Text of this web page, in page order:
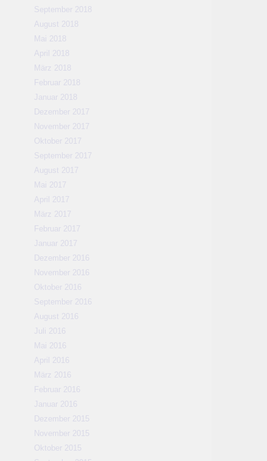
September 2018
August 2018
Mai 2018
April 2018
März 2018
Februar 2018
Januar 2018
Dezember 2017
November 2017
Oktober 2017
September 2017
August 2017
Mai 2017
April 2017
März 2017
Februar 2017
Januar 2017
Dezember 2016
November 2016
Oktober 2016
September 2016
August 2016
Juli 2016
Mai 2016
April 2016
März 2016
Februar 2016
Januar 2016
Dezember 2015
November 2015
Oktober 2015